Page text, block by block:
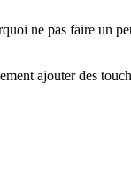
ne pas faire un
ajouter des